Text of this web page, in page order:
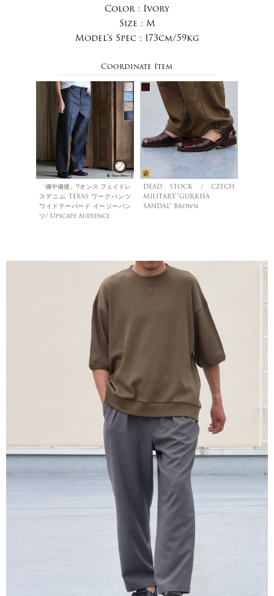
Color : Ivory
Size : M
Model's Spec : 173cm/59kg
Coordinate Item
「備中備後」9オンス フェイドレ
スデニム TEXAS ワークパンツ
ワイドテーパード イージーパン
ツ/ Upscape Audience
DEAD STOCK / CZECH
MILITARY”GURKHA
SANDAL” Brown